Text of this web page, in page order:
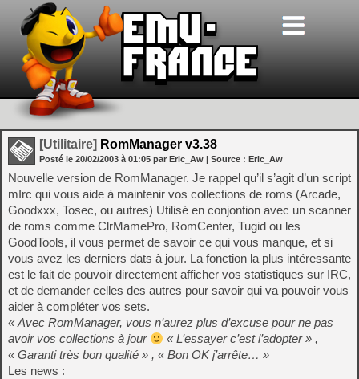
[Utilitaire] RomManager v3.38
Posté le 20/02/2003 à 01:05 par Eric_Aw | Source : Eric_Aw
Nouvelle version de RomManager. Je rappel qu’il s’agit d’un script
mIrc qui vous aide à maintenir vos collections de roms (Arcade,
Goodxxx, Tosec, ou autres) Utilisé en conjontion avec un scanner
de roms comme ClrMamePro, RomCenter, Tugid ou les
GoodTools, il vous permet de savoir ce qui vous manque, et si
vous avez les derniers dats à jour. La fonction la plus intéressante
est le fait de pouvoir directement afficher vos statistiques sur IRC,
et de demander celles des autres pour savoir qui va pouvoir vous
aider à compléter vos sets.
« Avec RomManager, vous n’aurez plus d’excuse pour ne pas
avoir vos collections à jour
« L’essayer c’est l’adopter » ,
« Garanti très bon qualité » , « Bon OK j’arrête… »
Les news :